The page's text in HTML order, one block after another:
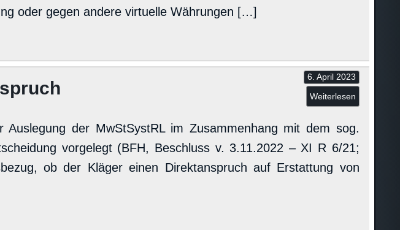
oder gegen andere virtuelle Währungen […]
6. April 2023
Weiterlesen
der MwStSystRL im Zusammenhang mit dem sog.
vorgelegt (BFH, Beschluss v. 3.11.2022 – XI R 6/21;
ob der Kläger einen Direktanspruch auf Erstattung von